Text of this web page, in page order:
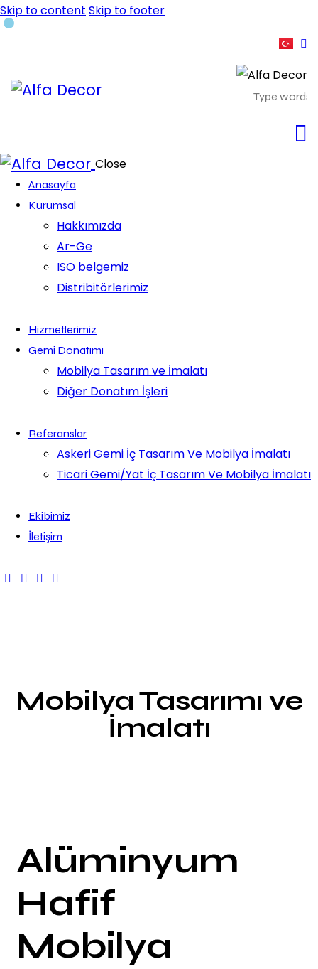
Skip to content Skip to footer
Close
Anasayfa
Kurumsal
Hakkımızda
Ar-Ge
ISO belgemiz
Distribitörlerimiz
Hizmetlerimiz
Gemi Donatımı
Mobilya Tasarım ve İmalatı
Diğer Donatım İşleri
Referanslar
Askeri Gemi İç Tasarım Ve Mobilya İmalatı
Ticari Gemi/Yat İç Tasarım Ve Mobilya İmalatı
Ekibimiz
İletişim
Mobilya Tasarımı ve
İmalatı
Alüminyum
Hafif
Mobilya